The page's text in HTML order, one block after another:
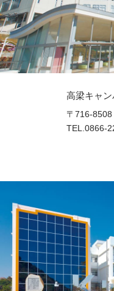
高梁キャン
〒716-
TEL.0866-